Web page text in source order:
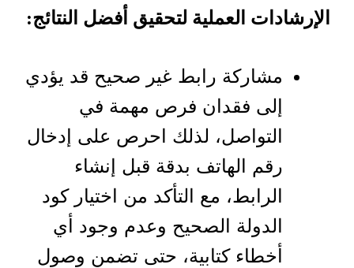
الإرشادات العملية لتحقيق أفضل النتائج:
مشاركة رابط غير صحيح قد يؤدي
إلى فقدان فرص مهمة في
التواصل، لذلك احرص على إدخال
رقم الهاتف بدقة قبل إنشاء
الرابط، مع التأكد من اختيار كود
الدولة الصحيح وعدم وجود أي
أخطاء كتابية، حتى تضمن وصول